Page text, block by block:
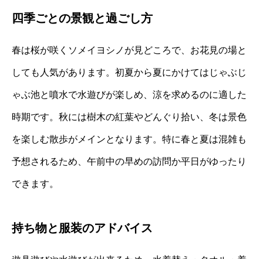
四季ごとの景観と過ごし方
春は桜が咲くソメイヨシノが見どころで、お花見の場と
しても人気があります。初夏から夏にかけてはじゃぶじ
ゃぶ池と噴水で水遊びが楽しめ、涼を求めるのに適した
時期です。秋には樹木の紅葉やどんぐり拾い、冬は景色
を楽しむ散歩がメインとなります。特に春と夏は混雑も
予想されるため、午前中の早めの訪問か平日がゆったり
できます。
持ち物と服装のアドバイス